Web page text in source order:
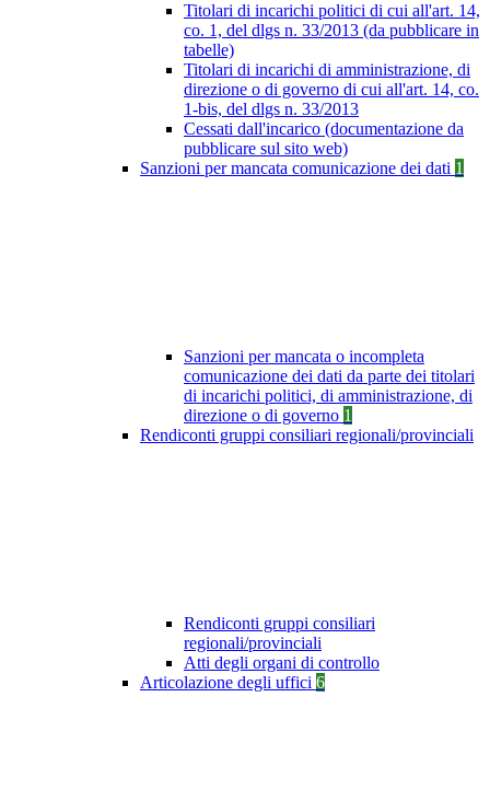
Titolari di incarichi politici di cui all'art. 14,
co. 1, del dlgs n. 33/2013 (da pubblicare in
tabelle)
Titolari di incarichi di amministrazione, di
direzione o di governo di cui all'art. 14, co.
1-bis, del dlgs n. 33/2013
Cessati dall'incarico (documentazione da
pubblicare sul sito web)
Sanzioni per mancata comunicazione dei dati 1
Sanzioni per mancata o incompleta
comunicazione dei dati da parte dei titolari
di incarichi politici, di amministrazione, di
direzione o di governo 1
Rendiconti gruppi consiliari regionali/provinciali
Rendiconti gruppi consiliari
regionali/provinciali
Atti degli organi di controllo
Articolazione degli uffici 6